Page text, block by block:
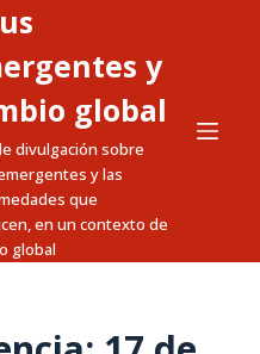
y
global
divulgación sobre
y las
que
en un contexto de
global